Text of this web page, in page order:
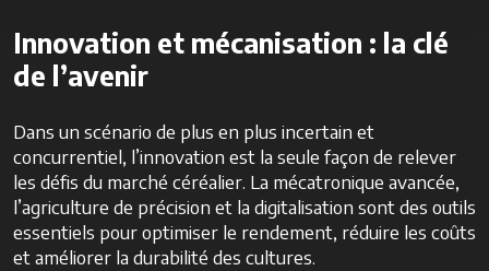
Innovation et mécanisation : la clé
de l’avenir
Dans un scénario de plus en plus incertain et
concurrentiel, l’innovation est la seule façon de relever
les défis du marché céréalier. La mécatronique avancée,
l’agriculture de précision et la digitalisation sont des outils
essentiels pour optimiser le rendement, réduire les coûts
et améliorer la durabilité des cultures.